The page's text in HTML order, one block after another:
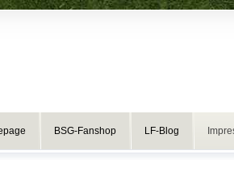
BSG-Fanshop LF-Blog